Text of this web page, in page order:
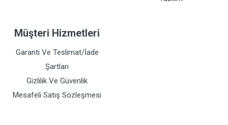
Müşteri Hizmetleri
Garanti Ve Teslimat/İade
Şartları
Gizlilik Ve Güvenlik
Mesafeli Satış Sözleşmesi